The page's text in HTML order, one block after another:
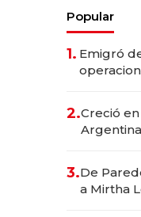
Popular
1. Emigró
2.Creció
las
3.De
a Mirtha